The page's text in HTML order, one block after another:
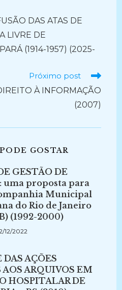
DAS ATAS DE
LIVRE DE
(1914-1957) (2025-
Próximo post
À INFORMAÇÃO
(2007)
GOSTAR
GESTÃO DE
uma proposta para
Municipal
do Rio de Janeiro
(1992-2000)
12/2022
AÇÕES
ARQUIVOS EM
HOSPITALAR DE